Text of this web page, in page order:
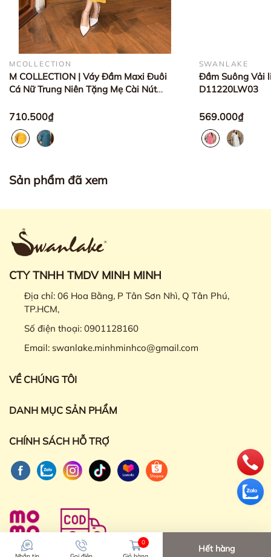
MCOLLECTION
M COLLECTION | Váy Đầm Maxi Đuôi
Cá Nữ Trung Niên Tặng Mẹ Cài Nút
D12778LW01
710.500₫
SWANLAKE
Đầm Suông Vải
D11220LW03
569.000₫
Sản phẩm đã xem
CTY TNHH TMDV MINH MINH
Địa chỉ: 06 Hoa Bằng, P Tân Sơn Nhì, Q Tân Phú,
TP.HCM,
Số điện thoại: 0901128160
Email: swanlake.minhminhco@gmail.com
VỀ CHÚNG TÔI
DANH MỤC SẢN PHẨM
CHÍNH SÁCH HỖ TRỢ
0
Hết hàng